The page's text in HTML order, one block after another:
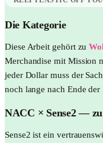
Die Kategorie
Diese Arbeit gehört zu
Merchandise mit Mission
jeder Dollar muss der
noch lange nach Ende
NACC × Sense2 —
Sense2 ist ein